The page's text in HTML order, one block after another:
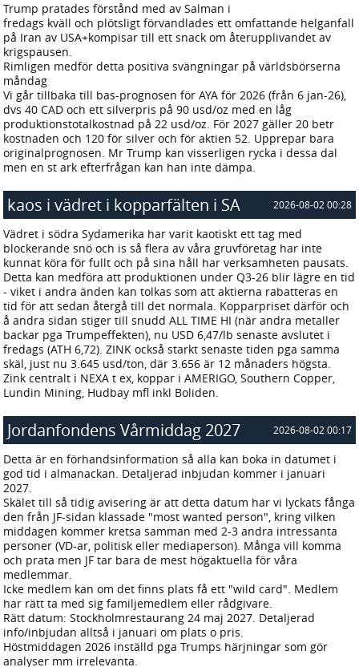
Trump pratades förstånd med av Salman i
fredags kväll och plötsligt förvandlades ett omfattande helganfall
på Iran av USA+kompisar till ett snack om återupplivandet av
krigspausen.
Rimligen medför detta positiva svängningar på världsbörserna
måndag
Vi går tillbaka till bas-prognosen för AYA för 2026 (från 6 jan-26),
dvs 40 CAD och ett silverpris på 90 usd/oz med en låg
produktionstotalkostnad på 22 usd/oz. För 2027 gäller 20 betr
kostnaden och 120 för silver och för aktien 52. Upprepar bara
originalprognosen. Mr Trump kan visserligen rycka i dessa dal
men en st ark efterfrågan kan han inte dämpa.
kaos i vädret i kopparfälten i SA 2026-08-02 00:28
Vädret i södra Sydamerika har varit kaotiskt ett tag med
blockerande snö och is så flera av våra gruvföretag har inte
kunnat köra för fullt och på sina håll har verksamheten pausats.
Detta kan medföra att produktionen under Q3-26 blir lägre en tid
- viket i andra änden kan tolkas som att aktierna rabatteras en
tid för att sedan återgå till det normala. Kopparpriset därför och
å andra sidan stiger till snudd ALL TIME HI (när andra metaller
backar pga Trumpeffekten), nu USD 6,47/lb senaste avslutet i
fredags (ATH 6,72). ZINK också starkt senaste tiden pga samma
skäl, just nu 3.645 usd/ton, där 3.656 är 12 månaders högsta.
Zink centralt i NEXA t ex, koppar i AMERIGO, Southern Copper,
Lundin Mining, Hudbay mfl inkl Boliden.
Jordanfondens Vårmiddag 2027 2026-08-02 00:17
Detta är en förhandsinformation så alla kan boka in datumet i
god tid i almanackan. Detaljerad inbjudan kommer i januari
2027.
Skälet till så tidig avisering är att detta datum har vi lyckats fånga
den från JF-sidan klassade "most wanted person", kring vilken
middagen kommer kretsa samman med 2-3 andra intressanta
personer (VD-ar, politisk eller mediaperson). Många vill komma
och prata men JF tar bara de mest högaktuella för våra
medlemmar.
Icke medlem kan om det finns plats få ett "wild card". Medlem
har rätt ta med sig familjemedlem eller rådgivare.
Rätt datum: Stockholmrestaurang 24 maj 2027. Detaljerad
info/inbjudan alltså i januari om plats o pris.
Höstmiddagen 2026 inställd pga Trumps härjningar som gör
analyser mm irrelevanta.